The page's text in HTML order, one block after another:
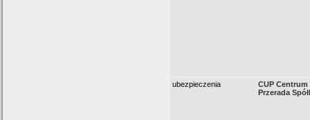
ubezpieczenia
CUP
Przerada